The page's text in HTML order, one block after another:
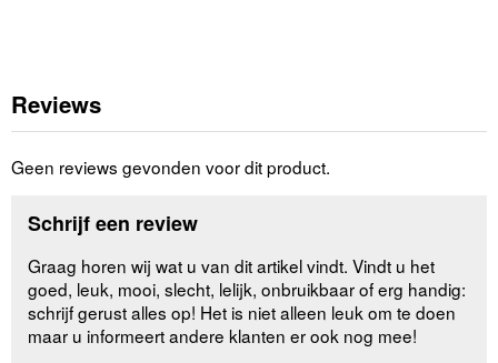
Reviews
Geen reviews gevonden voor dit product.
Schrijf een review
Graag horen wij wat u van dit artikel vindt. Vindt u het
goed, leuk, mooi, slecht, lelijk, onbruikbaar of erg handig:
schrijf gerust alles op! Het is niet alleen leuk om te doen
maar u informeert andere klanten er ook nog mee!